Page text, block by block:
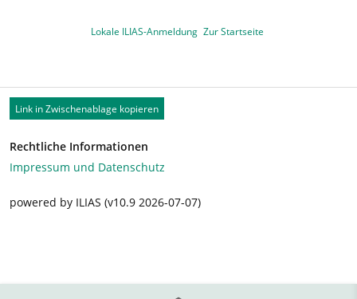
Lokale ILIAS-Anmeldung Zur Startseite
Link in Zwischenablage kopieren
Rechtliche Informationen
Impressum und Datenschutz
powered by ILIAS (v10.9 2026-07-07)